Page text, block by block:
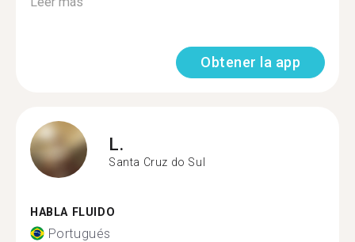
Obtener la app
L.
Santa Cruz do Sul
HABLA FLUIDO
Portugués